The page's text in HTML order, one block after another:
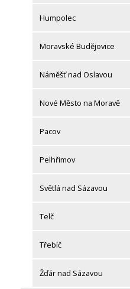
Humpolec
Moravské Budějovice
Náměšť nad Oslavou
Nové Město na Moravě
Pacov
Pelhřimov
Světlá nad Sázavou
Telč
Třebíč
Žďár nad Sázavou